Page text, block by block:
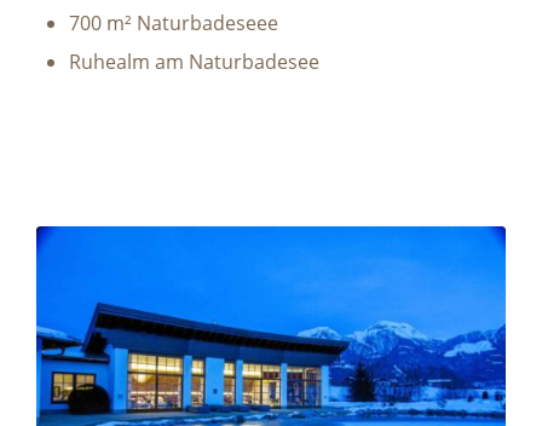
700 m² Naturbadeseee
Ruhealm am Naturbadesee